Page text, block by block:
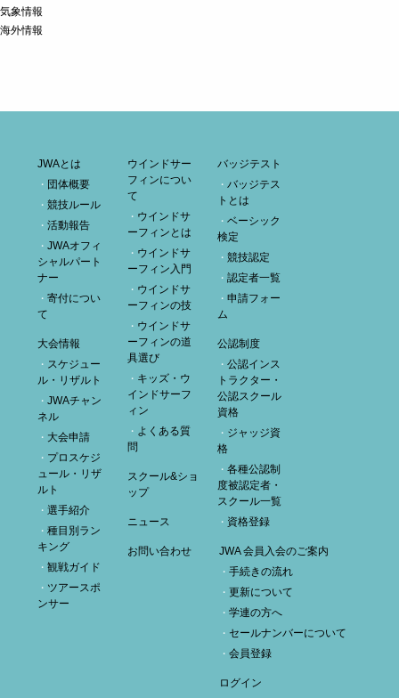
気象情報
海外情報
JWAとは
団体概要
競技ルール
活動報告
JWAオフィ
シャルパート
ナー
寄付につい
て
大会情報
スケジュー
ル・リザルト
JWAチャン
ネル
大会申請
プロスケジ
ュール・リザ
ルト
選手紹介
種目別ラン
キング
観戦ガイド
ツアースポ
ンサー
ウインドサー
フィンについ
て
ウインドサ
ーフィンとは
ウインドサ
ーフィン入門
ウインドサ
ーフィンの技
ウインドサ
ーフィンの道
具選び
キッズ・ウ
インドサーフ
ィン
よくある質
問
スクール&ショ
ップ
ニュース
お問い合わせ
バッジテスト
バッジテス
トとは
ベーシック
検定
競技認定
認定者一覧
申請フォー
ム
公認制度
公認インス
トラクター・
公認スクール
資格
ジャッジ資
格
各種公認制
度被認定者・
スクール一覧
資格登録
JWA 会員入会のご案内
手続きの流れ
更新について
学連の方へ
セールナンバーについて
会員登録
ログイン